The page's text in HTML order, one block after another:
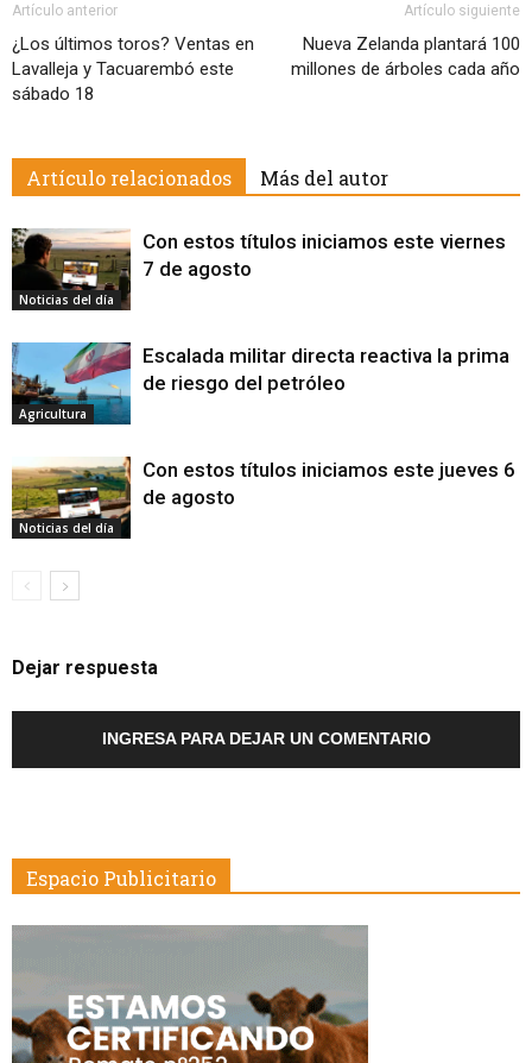
Artículo anterior
¿Los últimos toros? Ventas en
Lavalleja y Tacuarembó este
sábado 18
Artículo siguiente
Nueva Zelanda plantará 100
millones de árboles cada año
Artículo relacionados Más del autor
Noticias del día
Con estos títulos iniciamos este viernes
7 de agosto
Agricultura
Escalada militar directa reactiva la prima
de riesgo del petróleo
Noticias del día
Con estos títulos iniciamos este jueves 6
de agosto
Dejar respuesta
INGRESA PARA DEJAR UN COMENTARIO
Espacio Publicitario